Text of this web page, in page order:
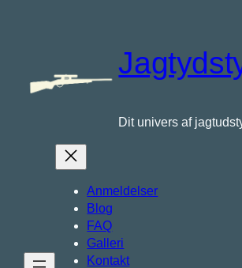
Dit univers af
Anmeldelser
Blog
FAQ
Galleri
Kontakt